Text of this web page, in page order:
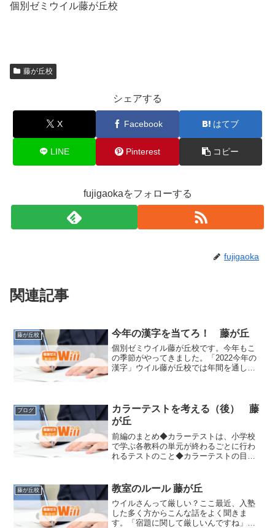
個別ゼミウイル藤が丘校
藤が丘校
シェアする
X Facebook はてブ
LINE Pinterest コピー
fujigaokaをフォローする
fujigaoka
関連記事
藤が丘校 今年の漢字を当てろ！ 藤が丘
個別ゼミウイル藤が丘校です。今年もこ
の季節がやってきました。「2022今年の
漢字」ウイル藤が丘校では年間を通して
振り返りながらテレビ...
ブログ
カラーテストを考える（後） 藤
が丘
前編のまとめ◆カラーテストは、小学校
で学ぶ各教科の単元が終わるごとに行わ
れるテストのこと◆カラーテストの目的
では90点以上を取ってくる子どもたちが
大勢いるが、3～4年...
藤が丘校 教室のルール 藤が丘
ウイルさんって厳しい？ここ最近、入塾
した多く方からこんな話をよく聞きま
す。「宿題に関して厳しいんですね」